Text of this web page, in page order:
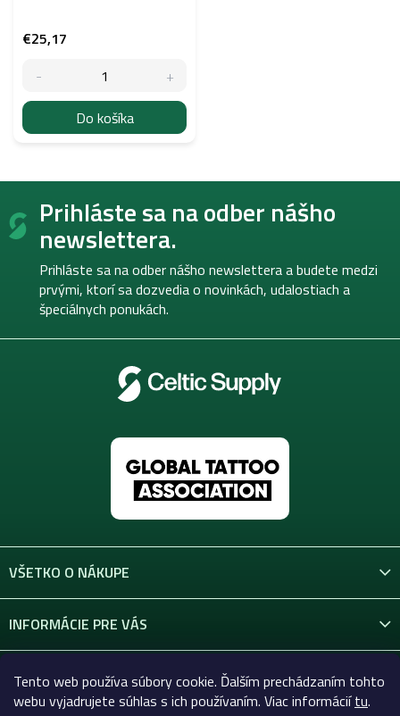
Tento web používa súbory cookie. Ďalším prechádzaním tohto
webu vyjadrujete súhlas s ich používaním. Viac informáciítu.
€25,17
Do košíka
Z
Prihláste sa na odber nášho
newslettera.
Prihláste sa na odber nášho newslettera a budete medzi
prvými, ktorí sa dozvedia o novinkách, udalostiach a
špeciálnych ponukách.
VŠETKO O NÁKUPE
INFORMÁCIE PRE VÁS
KONTAKT